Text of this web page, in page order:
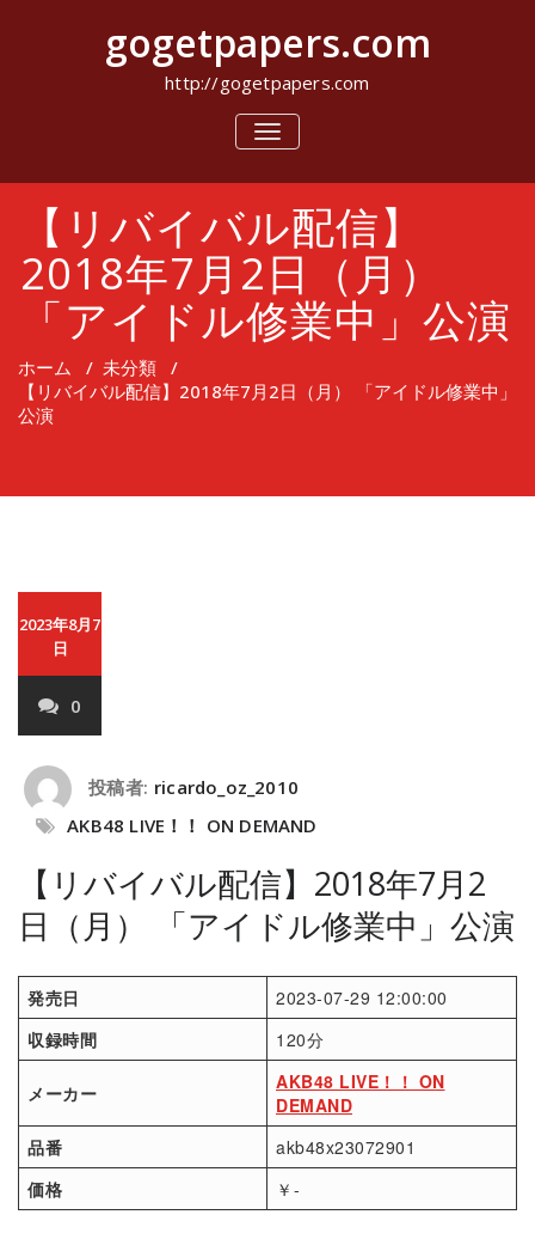
キ
gogetpapers.com
http://gogetpapers.com
ナ
ビ
シ
ョ
ン
を
切
り
替
【リバイバル配信】
2018年7月2日（月）
「アイドル修業中」公演
ホーム / 未分類 /
【リバイバル配信】2018年7月2日（月） 「アイドル修業中」
公演
2023年8月7
日
0
投稿者: ricardo_oz_2010
AKB48 LIVE！！ ON DEMAND
【リバイバル配信】2018年7月2
日（月） 「アイドル修業中」公演
発売日
2023-07-29 12:00:00
収録時間
120分
メーカー
AKB48 LIVE！！ ON
DEMAND
品番
akb48x23072901
価格
￥-